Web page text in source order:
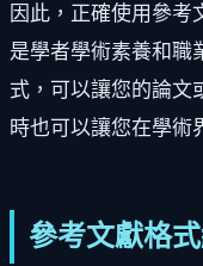
因此，正確使用參考
是學者學術素養和職
式，可以讓您的論文
時也可以讓您在學術
參考文獻格